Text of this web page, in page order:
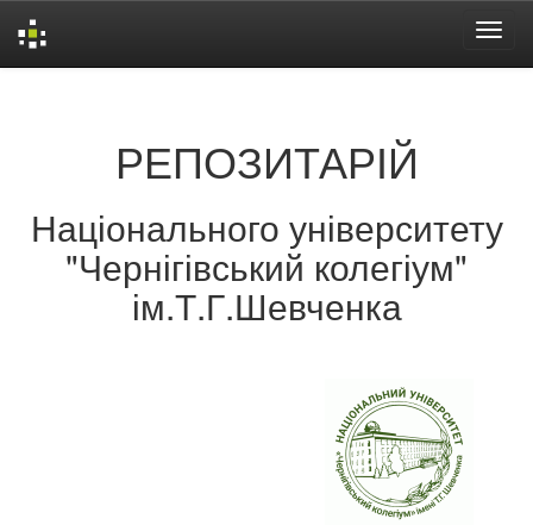
РЕПОЗИТАРІЙ
Національного університету
"Чернігівський колегіум"
ім.Т.Г.Шевченка